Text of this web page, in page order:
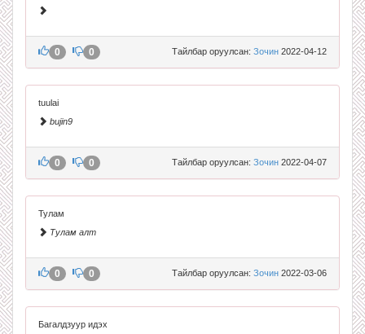
Тайлбар оруулсан: Зочин 2022-04-12
0 0
tuulai
bujin9
Тайлбар оруулсан: Зочин 2022-04-07
0 0
Тулам
Тулам алт
Тайлбар оруулсан: Зочин 2022-03-06
0 0
Багалдзуур идэх